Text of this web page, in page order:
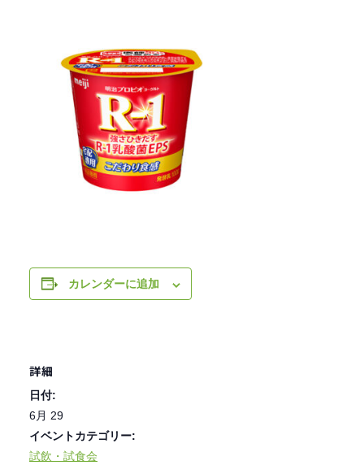
カレンダーに追加
詳細
日付:
6月 29
イベントカテゴリー:
試飲・試食会